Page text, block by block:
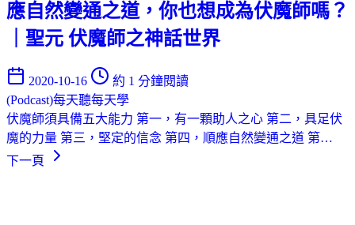
應自然變通之道，你也想成為伏魔師嗎？
｜聖元 伏魔師之神話世界
2020-10-16
約 1 分鐘閱讀
(Podcast)每天聽每天學
伏魔師須具備五大能力 第一，有一顆助人之心 第二，具足伏
魔的力量 第三，堅定的信念 第四，順應自然變通之道 第…
下一頁